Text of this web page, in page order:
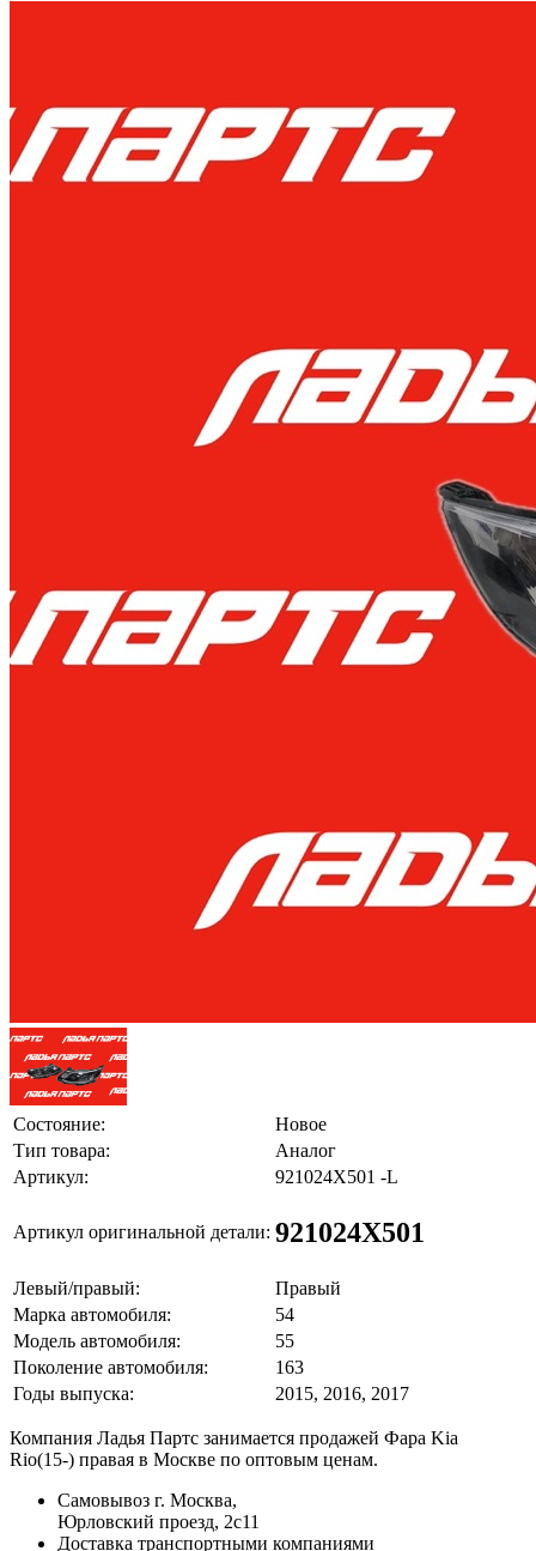
Состояние:
Новое
Тип товара:
Аналог
Артикул:
921024X501 -L
Артикул оригинальной детали: 921024X501
Левый/правый:
Правый
Марка автомобиля:
54
Модель автомобиля:
55
Поколение автомобиля:
163
Годы выпуска:
2015, 2016, 2017
Компания Ладья Партс занимается продажей Фара Kia
Rio(15-) правая в Москве по оптовым ценам.
Самовывоз г. Москва,
Юрловский проезд, 2с11
Доставка транспортными компаниями